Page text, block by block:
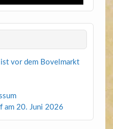
vor dem Bovelmarkt
am 20. Juni 2026